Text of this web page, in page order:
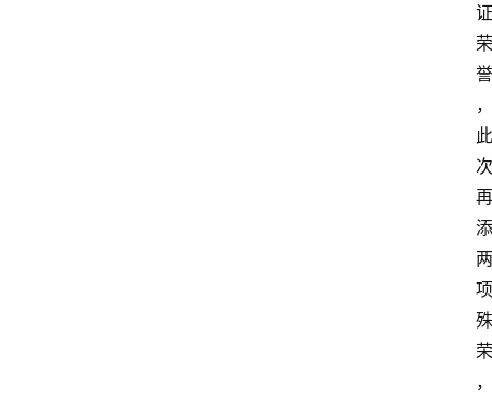
证
荣
誉
，
此
次
再
添
两
项
殊
荣
，